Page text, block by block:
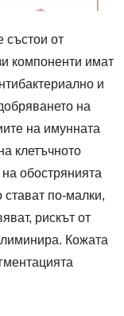
състои от
компоненти имат
и
на
на имунната
клетъчното
обострянията
стават по-малки,
рискът от
Кожата